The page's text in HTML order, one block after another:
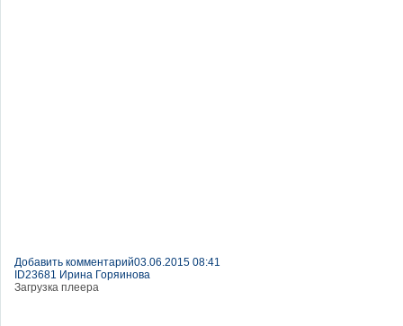
Добавить комментарий03.06.2015 08:41
ID23681 Ирина Горяинова
Загрузка плеера